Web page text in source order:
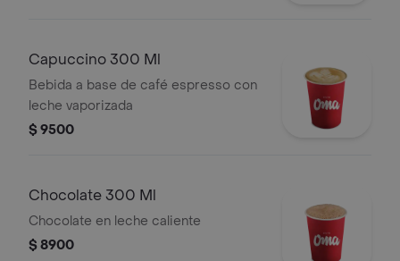
Capuccino 300 Ml
Bebida a base de café espresso con
leche vaporizada
$ 9500
Chocolate 300 Ml
Chocolate en leche caliente
$ 8900